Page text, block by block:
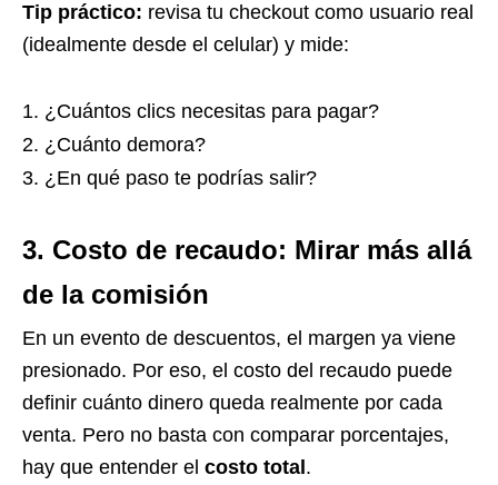
Tip práctico: revisa tu checkout como usuario real
(idealmente desde el celular) y mide:
¿Cuántos clics necesitas para pagar?
¿Cuánto demora?
¿En qué paso te podrías salir?
3. Costo de recaudo: Mirar más allá
de la comisión
En un evento de descuentos, el margen ya viene
presionado. Por eso, el costo del recaudo puede
definir cuánto dinero queda realmente por cada
venta. Pero no basta con comparar porcentajes,
hay que entender el costo total .